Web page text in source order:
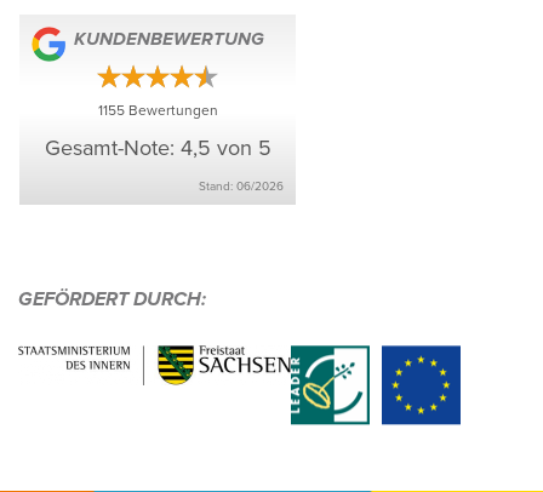
KUNDEN­BE­WER­TUNG
1155Bewer­tungen
Gesamt-Note: 4,5 von 5
Stand: 06/​2026
GEFÖR­DERT DURCH: